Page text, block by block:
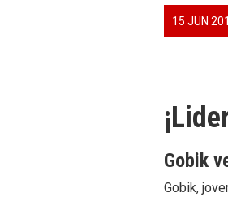
15 JUN
Gobik
Gobik,